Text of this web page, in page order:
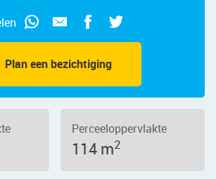
Plan een bezichtiging
Perceeloppervlakte
114 m2